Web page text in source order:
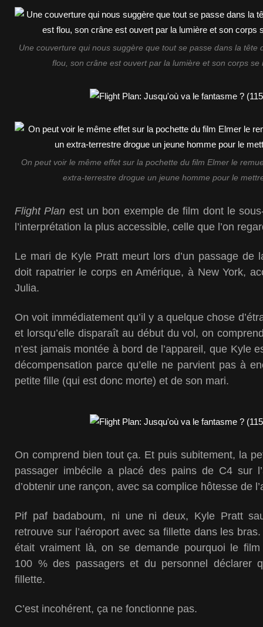
Une couverture qui nous suggère que tout se passe dans la tête
flou, son crâne est ouvert par la lumière et son corps se
On peut voir le même effet sur la pochette du film Elmer le
extra-terrestre drogue un jeune homme pour le
Flight Plan est un bon exemple de film dont le
l’interprétation la plus accessible, celle que l’on
Le mari de Kyle Pratt meurt lors d’un passage de
doit rapatrier le corps en Amérique, à New York,
Julia.
On voit immédiatement qu’il y a quelque chose
et lorsqu’elle disparaît au début du vol, on
n’est jamais montée à bord de l’appareil, que Kyle
décompensation parce qu’elle ne parvient pas à
petite fille (qui est donc morte) et de son mari.
On comprend bien tout ça. Et puis subitement, la
passager imbécile a placé des pains de C4 sur
d’obtenir une rançon, avec sa complice hôtesse de
Pif paf badaboum, ni une ni deux, Kyle Pratt
retrouve sur l’aéroport avec sa fillette dans les
était vraiment là, on se demande pourquoi le
100 % des passagers et du personnel déclarer
fillette.
C’est incohérent, ça ne fonctionne pas.